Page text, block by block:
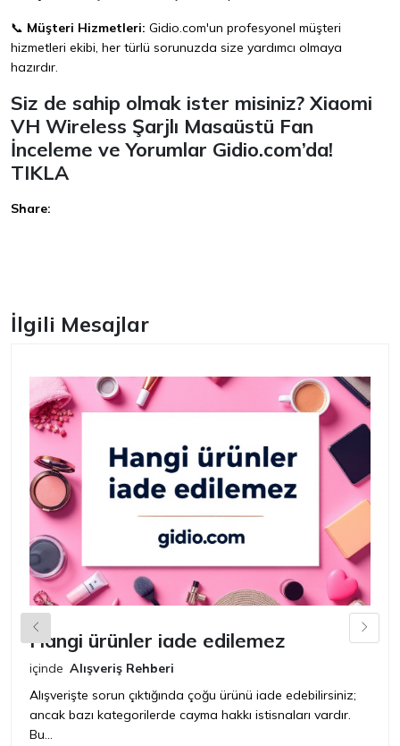
📞 Müşteri Hizmetleri: Gidio.com'un profesyonel müşteri
hizmetleri ekibi, her türlü sorunuzda size yardımcı olmaya
hazırdır.
Siz de sahip olmak ister misiniz? Xiaomi
VH Wireless Şarjlı Masaüstü Fan
İnceleme ve Yorumlar Gidio.com’da!
TIKLA
Share:
İlgili Mesajlar
Hangi ürünler iade edilemez
içinde Alışveriş Rehberi
Alışverişte sorun çıktığında çoğu ürünü iade edebilirsiniz;
ancak bazı kategorilerde cayma hakkı istisnaları vardır.
Bu...